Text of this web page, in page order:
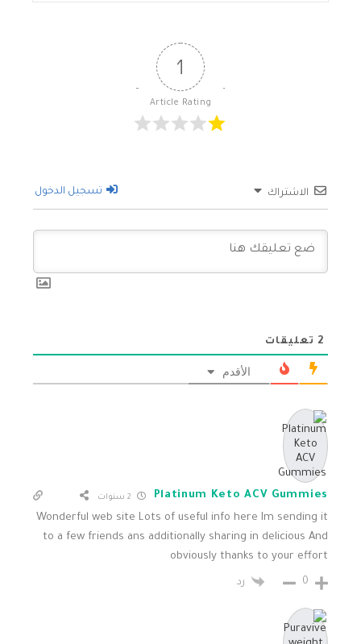
1
Article Rating
الاشتراك تسجيل الدخول
2 تعليقات
الأقدم
Platinum Keto ACV Gummies
Wonderful web site Lots of useful info here Im sending it
to a few friends ans additionally sharing in delicious And
obviously thanks to your effort
0 رد